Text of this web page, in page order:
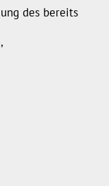
des bereits